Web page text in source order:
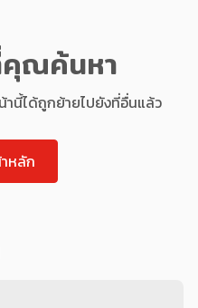
คุณค้นหา
นี้ได้ถูกย้ายไปยังที่อื่นแล้ว
หลัก